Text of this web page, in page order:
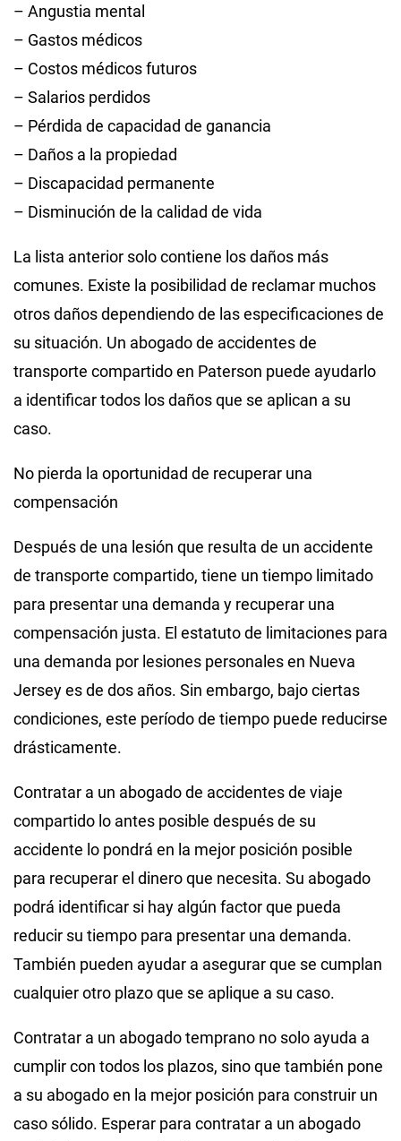
– Angustia mental
– Gastos médicos
– Costos médicos futuros
– Salarios perdidos
– Pérdida de capacidad de ganancia
– Daños a la propiedad
– Discapacidad permanente
– Disminución de la calidad de vida
La lista anterior solo contiene los daños más
comunes. Existe la posibilidad de reclamar muchos
otros daños dependiendo de las especificaciones de
su situación. Un abogado de accidentes de
transporte compartido en Paterson puede ayudarlo
a identificar todos los daños que se aplican a su
caso.
No pierda la oportunidad de recuperar una
compensación
Después de una lesión que resulta de un accidente
de transporte compartido, tiene un tiempo limitado
para presentar una demanda y recuperar una
compensación justa. El estatuto de limitaciones para
una demanda por lesiones personales en Nueva
Jersey es de dos años. Sin embargo, bajo ciertas
condiciones, este período de tiempo puede reducirse
drásticamente.
Contratar a un abogado de accidentes de viaje
compartido lo antes posible después de su
accidente lo pondrá en la mejor posición posible
para recuperar el dinero que necesita. Su abogado
podrá identificar si hay algún factor que pueda
reducir su tiempo para presentar una demanda.
También pueden ayudar a asegurar que se cumplan
cualquier otro plazo que se aplique a su caso.
Contratar a un abogado temprano no solo ayuda a
cumplir con todos los plazos, sino que también pone
a su abogado en la mejor posición para construir un
caso sólido. Esperar para contratar a un abogado